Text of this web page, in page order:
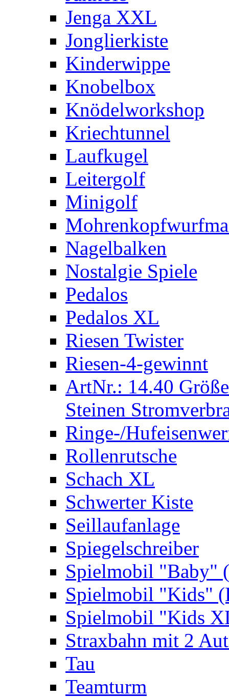
Jenga XXL
Jonglierkiste
Kinderwippe
Knobelbox
Knödelworkshop
Kriechtunnel
Laufkugel
Leitergolf
Minigolf
Nagelbalken
Nostalgie Spiele
Pedalos
Pedalos XL
Riesen Twister
Riesen-4-gewinnt
ArtNr.: 14.40
Steinen
Ringe-/
Rollenrutsche
Schach XL
Schwerter Kiste
Seillaufanlage
Spiegelschreiber
Spielmobil "Baby"
Spielmobil "Kids"
Spielmobil "Kids
Straxbahn mit 2
Tau
Teamturm